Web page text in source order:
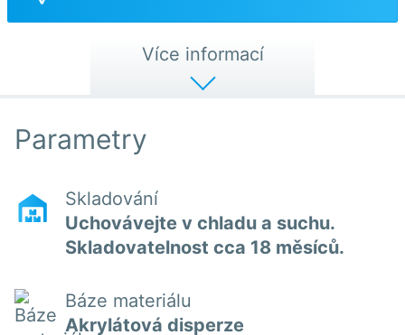
Více informací
Parametry
Skladování
Uchovávejte v chladu a suchu.
Skladovatelnost cca 18 měsíců.
Báze materiálu
Akrylátová disperze